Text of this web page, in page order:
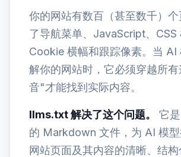
你的网站有数百（甚至数千）
了导航菜单、JavaScript、CSS
Cookie 横幅和跟踪像素。当 AI
解你的网站时，它必须穿越所
音"才能找到实际内容。
llms.txt 解决了这个问题。
它
的 Markdown 文件，为 AI 模
网站页面及其内容的清晰、结构